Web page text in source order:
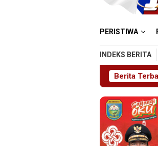
PERISTIWA
INDEKS BERITA
Berita
5 Madiun: Satu Nyawa Melayang, K3